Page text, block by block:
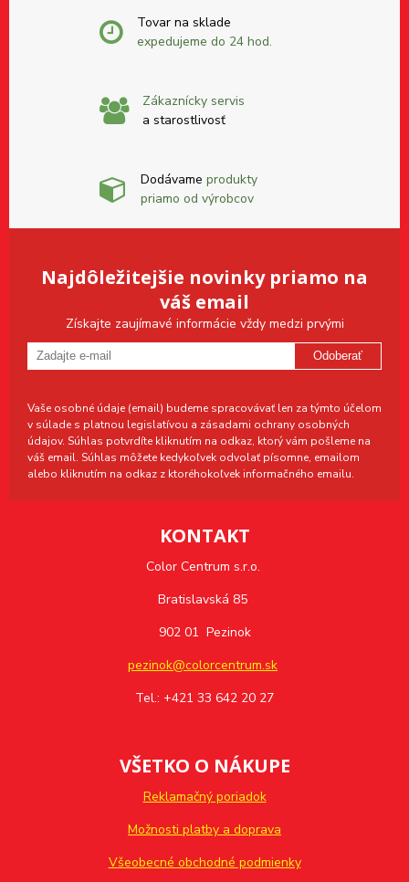
Tovar na sklade
expedujeme do 24 hod.
Zákaznícky servis
a starostlivosť
Dodávame produkty
priamo od výrobcov
Najdôležitejšie novinky priamo na
váš email
Získajte zaujímavé informácie vždy medzi prvými
Odoberať
Vaše osobné údaje (email) budeme spracovávať len za týmto účelom
v súlade s platnou legislatívou a zásadami ochrany osobných
údajov. Súhlas potvrdíte kliknutím na odkaz, ktorý vám pošleme na
váš email. Súhlas môžete kedykoľvek odvolať písomne, emailom
alebo kliknutím na odkaz z ktoréhokoľvek informačného emailu.
KONTAKT
Color Centrum s.r.o.
Bratislavská 85
902 01 Pezinok
pezinok@colorcentrum.sk
Tel.: +421 33 642 20 27
VŠETKO O NÁKUPE
Reklamačný poriadok
Možnosti platby a doprava
Všeobecné obchodné podmienky